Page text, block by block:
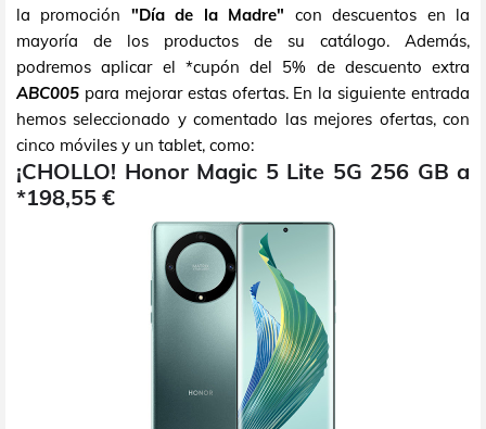
la promoción "Día de la Madre" con descuentos en la
mayoría de los productos de su catálogo. Además,
podremos aplicar el *cupón del 5% de descuento extra
ABC005 para mejorar estas ofertas. En la siguiente entrada
hemos seleccionado y comentado las mejores ofertas, con
cinco móviles y un tablet, como:
¡CHOLLO! Honor Magic 5 Lite 5G 256 GB a
*198,55 €